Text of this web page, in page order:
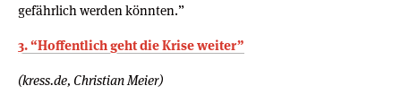
gefährlich werden könnten.”
3. “Hoffentlich geht die Krise weiter”
(kress.de, Christian Meier)